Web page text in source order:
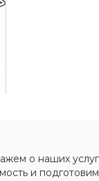
о наших
и